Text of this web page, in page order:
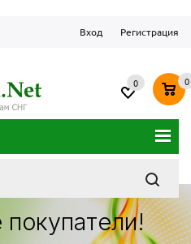
Вход Регистрация
0 0